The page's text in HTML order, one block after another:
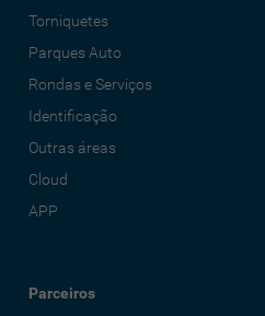
Torniquetes
Parques Auto
Rondas e Serviços
Identificação
Outras áreas
Cloud
APP
Parceiros